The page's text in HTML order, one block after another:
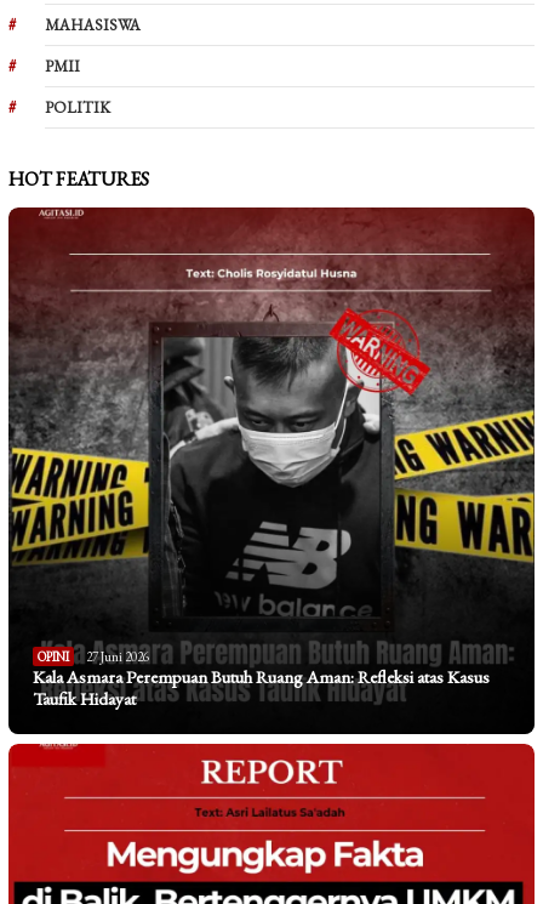
MAHASISWA
PMII
POLITIK
HOT FEATURES
OPINI 27 Juni 2026
Kala Asmara Perempuan Butuh Ruang Aman: Refleksi atas Kasus
Taufik Hidayat